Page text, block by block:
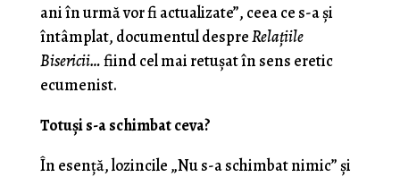
ani în urmă vor fi actualizate”, ceea ce s-a și
întâmplat, documentul despreRelațiile
Bisericii…fiind cel mai retușat în sens eretic
ecumenist.
Totuși s-a schimbat ceva?
În esență, lozincile „Nu s-a schimbat nimic” și